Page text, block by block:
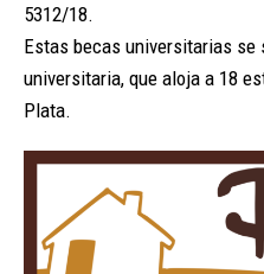
5312/18.
Estas becas universitarias se
universitaria, que aloja a 18
Plata.